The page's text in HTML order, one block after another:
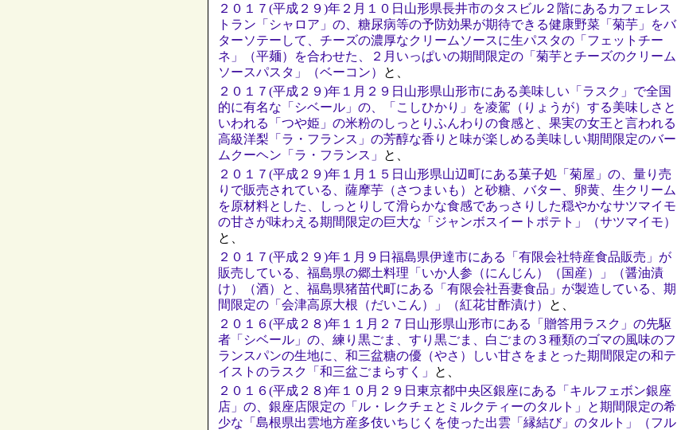
２０１７(平成２９)年２月１０日山形県長井市のタスビル２階にあるカフェレス
トラン「シャロア」の、糖尿病等の予防効果が期待できる健康野菜「菊芋」をバ
ターソテーして、チーズの濃厚なクリームソースに生パスタの「フェットチー
ネ」（平麺）を合わせた、２月いっぱいの期間限定の「菊芋とチーズのクリーム
ソースパスタ」（ベーコン）
と、
２０１７(平成２９)年１月２９日山形県山形市にある美味しい「ラスク」で全国
的に有名な「シベール」の、「こしひかり」を凌駕（りょうが）する美味しさと
いわれる「つや姫」の米粉のしっとりふんわりの食感と、果実の女王と言われる
高級洋梨「ラ・フランス」の芳醇な香りと味が楽しめる美味しい期間限定のバー
ムクーヘン「ラ・フランス」
と、
２０１７(平成２９)年１月１５日山形県山辺町にある菓子処「菊屋」の、量り売
りで販売されている、薩摩芋（さつまいも）と砂糖、バター、卵黄、生クリーム
を原材料とした、しっとりして滑らかな食感であっさりした穏やかなサツマイモ
の甘さが味わえる期間限定の巨大な「ジャンボスイートポテト」（サツマイモ）
と、
２０１７(平成２９)年１月９日福島県伊達市にある「有限会社特産食品販売」が
販売している、福島県の郷土料理「いか人参（にんじん）（国産）」（醤油漬
け）（酒）と、福島県猪苗代町にある「有限会社吾妻食品」が製造している、期
間限定の「会津高原大根（だいこん）」（紅花甘酢漬け）
と、
２０１６(平成２８)年１１月２７日山形県山形市にある「贈答用ラスク」の先駆
者「シベール」の、練り黒ごま、すり黒ごま、白ごまの３種類のゴマの風味のフ
ランスパンの生地に、和三盆糖の優（やさ）しい甘さをまとった期間限定の和テ
イストのラスク「和三盆ごまらすく」
と、
２０１６(平成２８)年１０月２９日東京都中央区銀座にある「キルフェボン銀座
店」の、銀座店限定の「ル・レクチェとミルクティーのタルト」と期間限定の希
少な「島根県出雲地方産多伎いちじくを使った出雲「縁結び」のタルト」（フル